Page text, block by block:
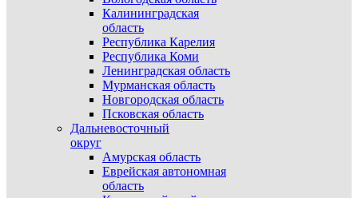
Калининградская
область
Республика Карелия
Республика Коми
Ленинградская область
Мурманская область
Новгородская область
Псковская область
Дальневосточный
округ
Амурская область
Еврейская автономная
область